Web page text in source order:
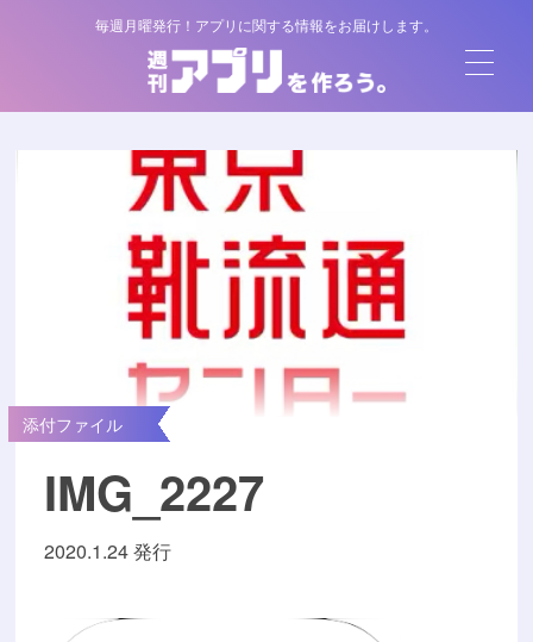
毎週月曜発行！アプリに関する情報をお届けします。
添付ファイル
IMG_2227
2020.1.24 発行